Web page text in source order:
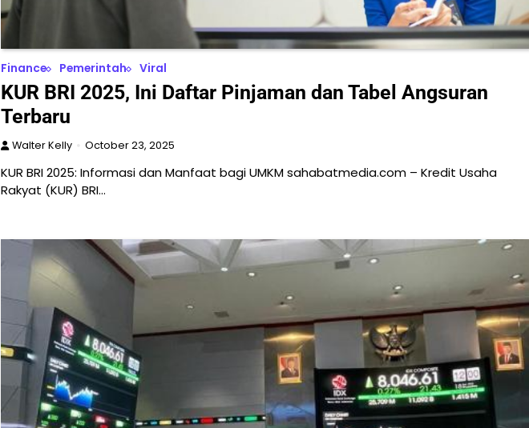
Finance Pemerintah Viral
KUR BRI 2025, Ini Daftar Pinjaman dan Tabel Angsuran
Terbaru
Walter Kelly October 23, 2025
KUR BRI 2025: Informasi dan Manfaat bagi UMKM sahabatmedia.com – Kredit Usaha
Rakyat (KUR) BRI…